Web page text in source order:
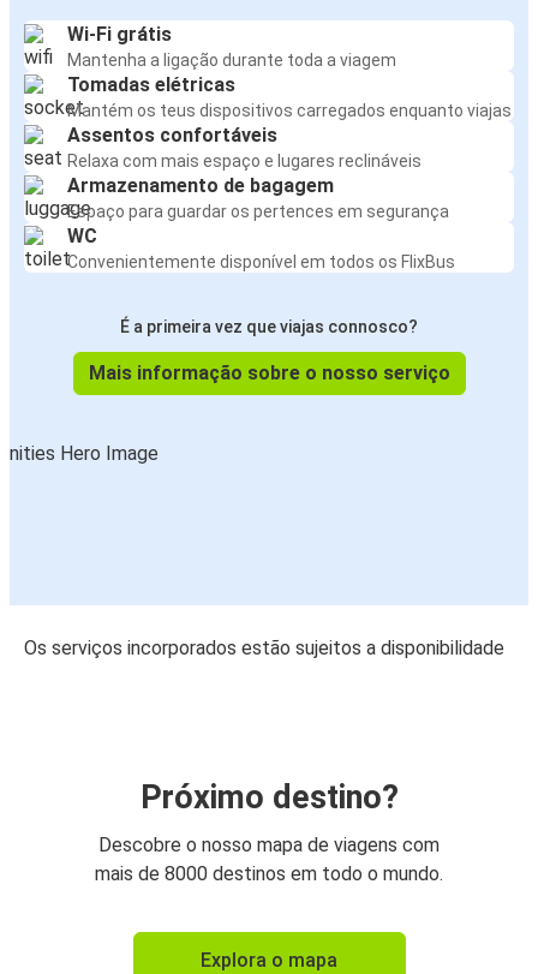
Wi-Fi grátis
Mantenha a ligação durante toda a viagem
Tomadas elétricas
Mantém os teus dispositivos carregados enquanto viajas
Assentos confortáveis
Relaxa com mais espaço e lugares reclináveis
Armazenamento de bagagem
Espaço para guardar os pertences em segurança
WC
Convenientemente disponível em todos os FlixBus
É a primeira vez que viajas connosco?
Mais informação sobre o nosso serviço
Os serviços incorporados estão sujeitos a disponibilidade
Próximo destino?
Descobre o nosso mapa de viagens com
mais de 8000 destinos em todo o mundo.
Explora o mapa